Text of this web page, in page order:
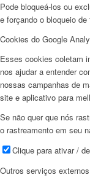
Pode bloqueá-los ou
e forçando o bloqueio
Cookies do Google
Esses cookies coletam
nos ajudar a entender
nossas campanhas de
site e aplicativo para
Se não quer que nós
o rastreamento em seu
Clique para ativar /
Outros serviços externos